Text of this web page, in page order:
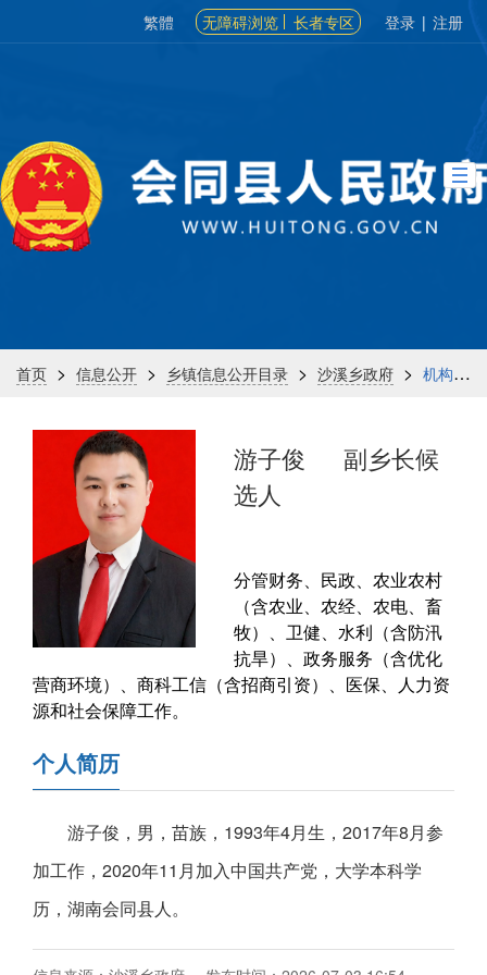
繁體 无障碍浏览 长者专区 登录 | 注册
首页 > 信息公开 > 乡镇信息公开目录 > 沙溪乡政府 > 机构信息
游子俊
副乡长候
选人
分管财务、民政、农业农村
（含农业、农经、农电、畜
牧）、卫健、水利（含防汛
抗旱）、政务服务（含优化
营商环境）、商科工信（含招商引资）、医保、人力资
源和社会保障工作。
个人简历
游子俊，男，苗族，1993年4月生，2017年8月参
加工作，2020年11月加入中国共产党，大学本科学
历，湖南会同县人。